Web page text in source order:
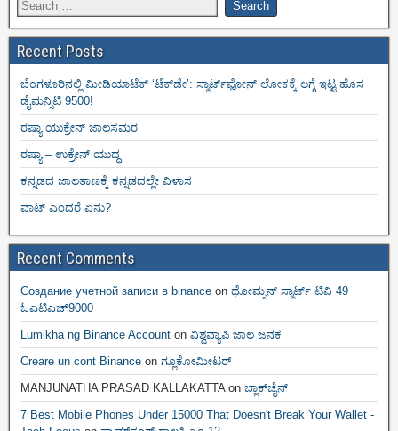
Recent Posts
ಬೆಂಗಳೂರಿನಲ್ಲಿ ಮೀಡಿಯಾಟೆಕ್‌ ‘ಟೆಕ್‌ಡೇ’: ಸ್ಮಾರ್ಟ್‌ಫೋನ್ ಲೋಕಕ್ಕೆ ಲಗ್ಗೆ ಇಟ್ಟ ಹೊಸ
ಡೈಮನ್ಸಿಟಿ 9500!
ರಷ್ಯಾ ಯುಕ್ರೇನ್ ಜಾಲಸಮರ
ರಷ್ಯಾ – ಉಕ್ರೇನ್ ಯುದ್ಧ
ಕನ್ನಡದ ಜಾಲತಾಣಕ್ಕೆ ಕನ್ನಡದಲ್ಲೇ ವಿಳಾಸ
ವಾಟ್ ಎಂದರೆ ಏನು?
Recent Comments
Создание учетной записи в binance on ಥೋಮ್ಸನ್ ಸ್ಮಾರ್ಟ್‌ ಟಿವಿ 49
ಓಎಟಿಎಚ್9000
Lumikha ng Binance Account on ವಿಶ್ವವ್ಯಾಪಿ ಜಾಲ ಜನಕ
Creare un cont Binance on ಗ್ಲೂಕೋಮೀಟರ್
MANJUNATHA PRASAD KALLAKATTAon ಬ್ಲಾಕ್‌ಚೈನ್‌
7 Best Mobile Phones Under 15000 That Doesn't Break Your Wallet -